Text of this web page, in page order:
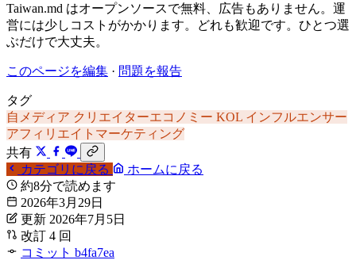
Taiwan.md はオープンソースで無料、広告もありません。運
営には少しコストがかかります。どれも歓迎です。ひとつ選
ぶだけで大丈夫。
このページを編集 · 問題を報告
タグ
自メディア クリエイターエコノミー KOL インフルエンサー
アフィリエイトマーケティング
共有
カテゴリに戻る
ホームに戻る
約8分で読めます
2026年3月29日
更新 2026年7月5日
改訂 4 回
コミット b4fa7ea